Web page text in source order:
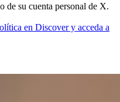
de su cuenta personal de X.
en Discover y acceda a